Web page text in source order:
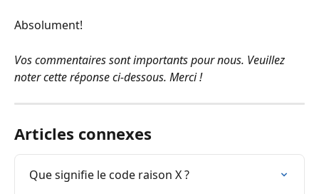
Absolument!
Vos commentaires sont importants pour nous. Veuillez
noter cette réponse ci-dessous. Merci !
Articles connexes
Que signifie le code raison X ?